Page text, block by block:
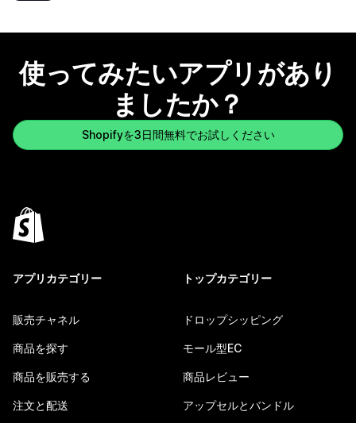
使ってみたいアプリがあり
ましたか？
Shopifyを3日間無料でお試しください
アプリカテゴリー
販売チャネル
商品を探す
商品を販売する
注文と配送
トップカテゴリー
ドロップシッピング
モール型EC
商品レビュー
アップセルとバンドル